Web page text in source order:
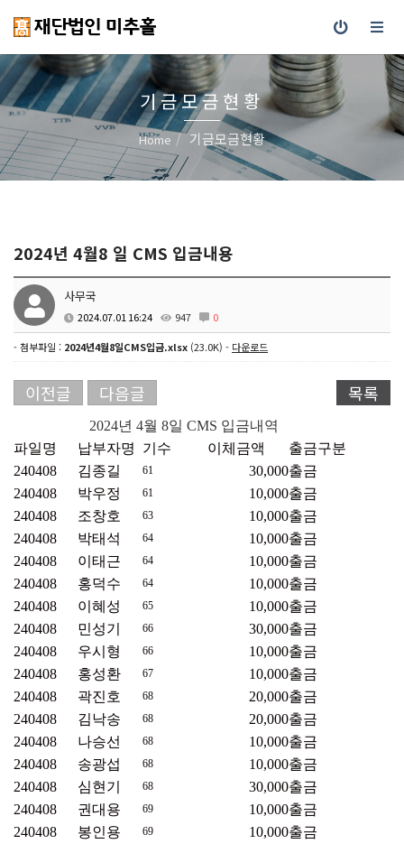
기금모금현황
Home 기금모금현황
2024년 4월8 일 CMS 입금내용
사무국
2024.07.01 16:24 947 0
- 첨부파일 : 2024년4월8일CMS입금.xlsx (23.0K) - 다운로드
이전글 다음글 목록
2024년 4월 8일 CMS 입금내역
파일명
납부자명 기수 이체금액
출금구분
240408
김종길 61 30,000출금
240408
박우정 61 10,000출금
240408
조창호 63 10,000출금
240408
박태석 64 10,000출금
240408
이태근 64 10,000출금
240408
홍덕수 64 10,000출금
240408
이혜성 65 10,000출금
240408
민성기 66 30,000출금
240408
우시형 66 10,000출금
240408
홍성환 67 10,000출금
240408
곽진호 68 20,000출금
240408
김낙송 68 20,000출금
240408
나승선 68 10,000출금
240408
송광섭 68 10,000출금
240408
심현기 68 30,000출금
240408
권대용 69 10,000출금
240408
봉인용 69 10,000출금